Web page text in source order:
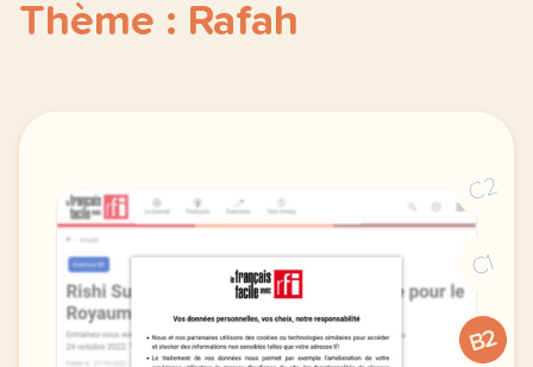
Thème : Rafah
C2
C1
B2